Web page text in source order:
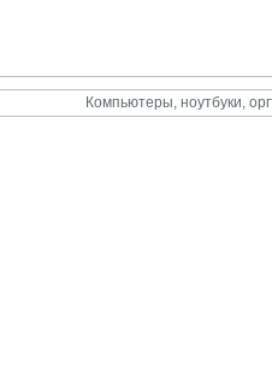
Компьютеры, ноутбуки,